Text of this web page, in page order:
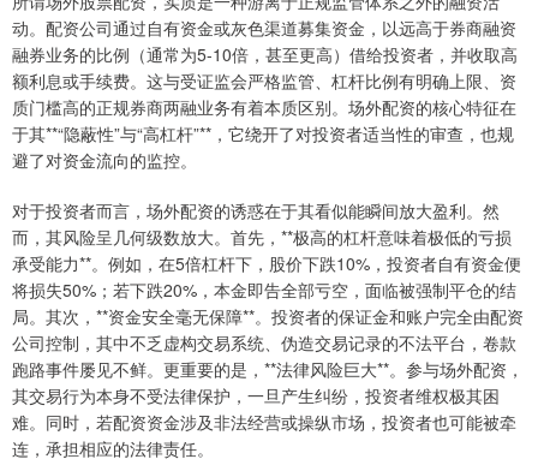
动。配资公司通过自有资金或灰色渠道募集资金，以远高于券商融资
融券业务的比例（通常为5-10倍，甚至更高）借给投资者，并收取高
额利息或手续费。这与受证监会严格监管、杠杆比例有明确上限、资
质门槛高的正规券商两融业务有着本质区别。场外配资的核心特征在
于其**“隐蔽性”与“高杠杆”**，它绕开了对投资者适当性的审查，也规
避了对资金流向的监控。
对于投资者而言，场外配资的诱惑在于其看似能瞬间放大盈利。然
而，其风险呈几何级数放大。首先，**极高的杠杆意味着极低的亏损
承受能力**。例如，在5倍杠杆下，股价下跌10%，投资者自有资金便
将损失50%；若下跌20%，本金即告全部亏空，面临被强制平仓的结
局。其次，**资金安全毫无保障**。投资者的保证金和账户完全由配资
公司控制，其中不乏虚构交易系统、伪造交易记录的不法平台，卷款
跑路事件屡见不鲜。更重要的是，**法律风险巨大**。参与场外配资，
其交易行为本身不受法律保护，一旦产生纠纷，投资者维权极其困
难。同时，若配资资金涉及非法经营或操纵市场，投资者也可能被牵
连，承担相应的法律责任。